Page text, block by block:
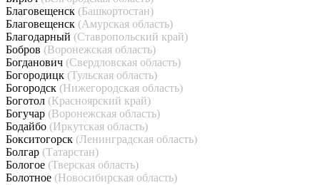
Благовещенск (Башкортостан)
Благовещенск (Амурская область)
Благодарный (Ставропольский край)
Бобров (Воронежская область)
Богданович (Свердловская область)
Богородицк (Тульская область)
Богородск (Нижегородская область)
Боготол (Красноярский край)
Богучар (Воронежская область)
Бодайбо (Иркутская область)
Бокситогорск (Ленинградская область)
Болгар (Татарстан)
Бологое (Тверская область)
Болотное (Новосибирская область)